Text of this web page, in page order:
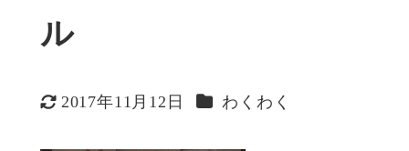
ル
更新日
2017年11月12日 カテゴリー
わくわく